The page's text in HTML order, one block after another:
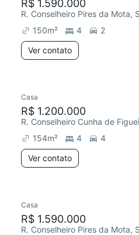
R$ 1.590.000
R. Conselheiro Pires da Mota,
150m² 4
2
Ver contato
Casa
R$ 1.200.000
R. Conselheiro Cunha de
154m² 4
4
Ver contato
Casa
R$ 1.590.000
R. Conselheiro Pires da Mota,